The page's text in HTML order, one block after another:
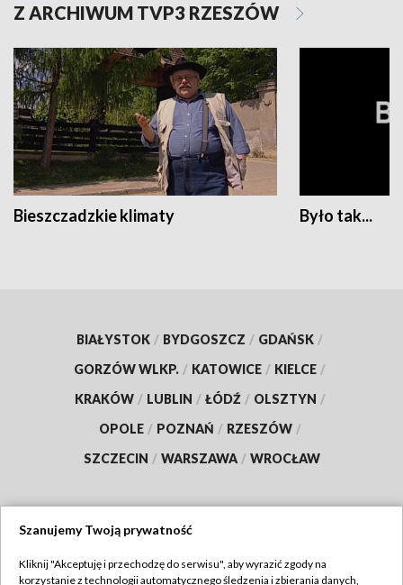
Z ARCHIWUM TVP3 RZESZÓW
Bieszczadzkie klimaty Było tak...
BIAŁYSTOK / BYDGOSZCZ / GDAŃSK /
GORZÓW WLKP. / KATOWICE / KIELCE /
KRAKÓW / LUBLIN / ŁÓDŹ / OLSZTYN /
OPOLE / POZNAŃ / RZESZÓW /
SZCZECIN / WARSZAWA / WROCŁAW
Szanujemy Twoją prywatność
Kliknij "Akceptuję i przechodzę do serwisu", aby wyrazić zgody na
korzystanie z technologii automatycznego śledzenia i zbierania danych,